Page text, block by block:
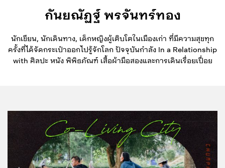
กันยณัฏฐ์ พรจันทร์ทอง
นักเขียน, นักเดินทาง, เด็กหญิงผู้เติบโตในเมืองเก่า ที่มีความสุขทุก
ครั้งที่ได้จัดกระเป๋าออกไปรู้จักโลก ปัจจุบันกำลัง In a Relationship
with ศิลปะ หนัง พิพิธภัณฑ์ เสื้อผ้ามือสองและการเดินเรื่อยเปื่อย